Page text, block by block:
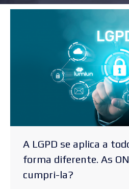
A LGPD se aplica a
forma diferente. As
cumpri-la?